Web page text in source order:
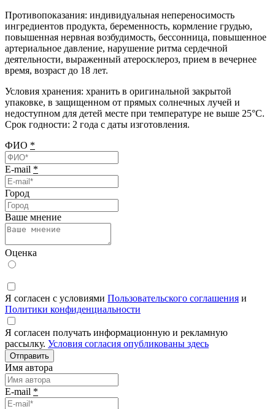
Противопоказания: индивидуальная непереносимость
ингредиентов продукта, беременность, кормление грудью,
повышенная нервная возбудимость, бессонница, повышенное
артериальное давление, нарушение ритма сердечной
деятельности, выраженный атеросклероз, прием в вечернее
время, возраст до 18 лет.
Условия хранения: хранить в оригинальной закрытой
упаковке, в защищенном от прямых солнечных лучей и
недоступном для детей месте при температуре не выше 25°С.
Срок годности: 2 года с даты изготовления.
ФИО *
E-mail *
Город
Ваше мнение
Оценка
Я согласен с условиями Пользовательского соглашения и
Политики конфиденциальности
Я согласен получать информационную и рекламную
рассылку. Условия согласия опубликованы здесь
Отправить
Имя автора
E-mail *